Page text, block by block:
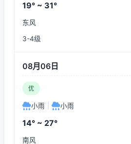
19° ~ 31°
东风
3-4级
08月06日
优
小雨 小雨
14° ~ 27°
南风